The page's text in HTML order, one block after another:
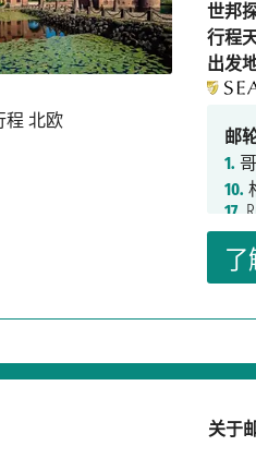
了
世邦探
行程
出发
邮
1.
10.
17.
29.
关于